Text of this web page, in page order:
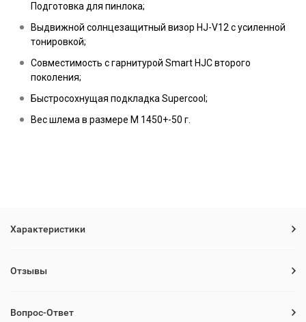
Подготовка для пинлока;
Выдвижной солнцезащитный визор HJ-V12 с усиленной
тонировкой;
Совместимость с гарнитурой Smart HJC второго
поколения;
Быстросохнущая подкладка Supercool;
Вес шлема в размере M 1450+-50 г.
Характеристики
Отзывы
Вопрос-Ответ